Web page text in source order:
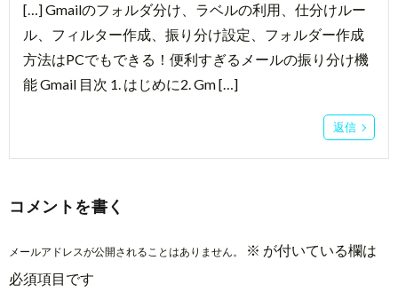
[…] Gmailのフォルダ分け、ラベルの利用、仕分けルー
ル、フィルター作成、振り分け設定、フォルダー作成
方法はPCでもできる！便利すぎるメールの振り分け機
能 Gmail 目次 1. はじめに2. Gm […]
返信
コメントを書く
メールアドレスが公開されることはありません。 ※ が付いている欄は
必須項目です